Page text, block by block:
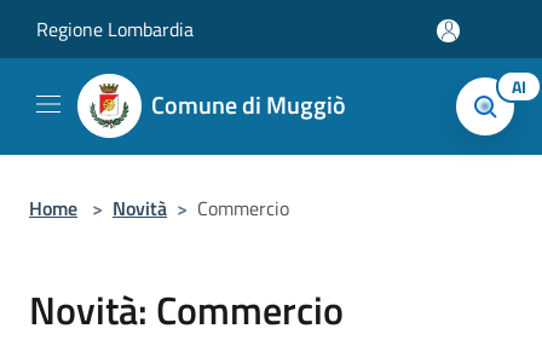
Regione Lombardia
Comune di Muggiò AI
Home > Novità > Commercio
Novità: Commercio